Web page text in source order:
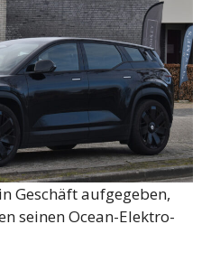
Geschäft aufgegeben,
seinen Ocean-Elektro-